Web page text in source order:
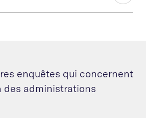
enquêtes qui concernent
des administrations